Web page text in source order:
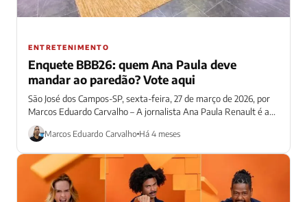
ENTRETENIMENTO
Enquete BBB26: quem Ana Paula deve
mandar ao paredão? Vote aqui
São José dos Campos-SP, sexta-feira, 27 de março de 2026, por
Marcos Eduardo Carvalho – A jornalista Ana Paula Renault é a...
Marcos Eduardo Carvalho Há 4 meses